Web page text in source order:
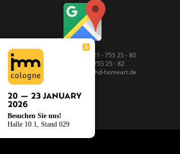
X
Besuchen Sie uns!
Halle 10.1, Stand 029
Telefon: 06221 - 755 25 - 80
Fax: 06221 - 755 25 - 82
E-Mail: info@hd-homeart.de